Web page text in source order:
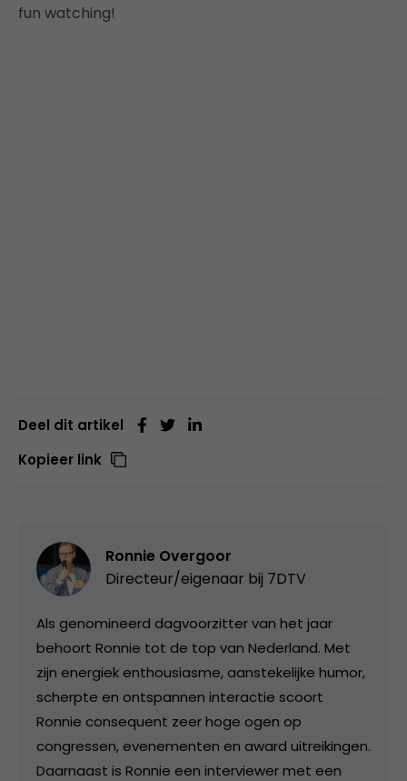
fun watching!
Deel dit artikel
Kopieer link
Ronnie Overgoor
Directeur/eigenaar bij 7DTV
Als genomineerd dagvoorzitter van het jaar
behoort Ronnie tot de top van Nederland. Met
zijn energiek enthousiasme, aanstekelijke humor,
scherpte en ontspannen interactie scoort
Ronnie consequent zeer hoge ogen op
congressen, evenementen en award uitreikingen.
Daarnaast is Ronnie een interviewer met een